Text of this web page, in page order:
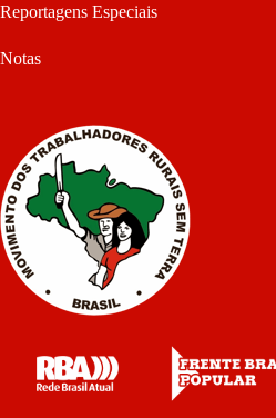
Reportagens Especiais
Notas